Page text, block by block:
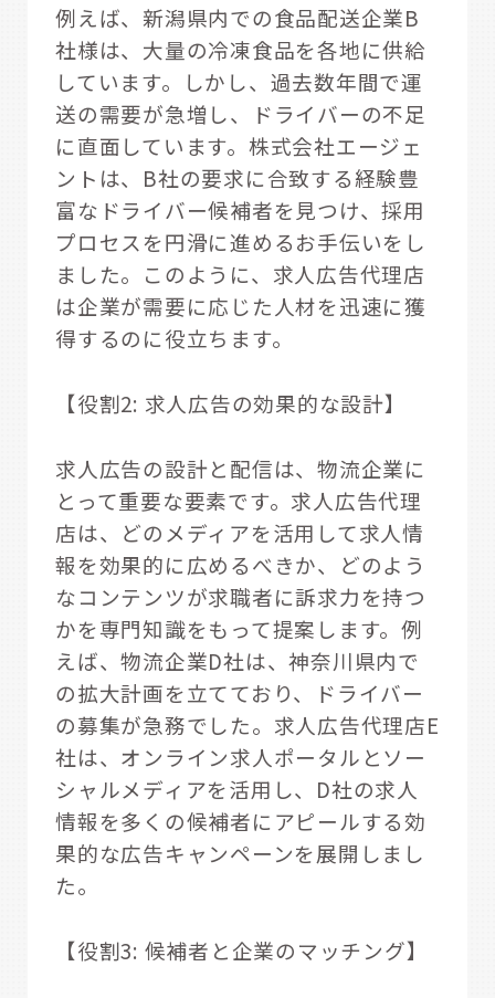
例えば、新潟県内での食品配送企業B
社様は、大量の冷凍食品を各地に供給
しています。しかし、過去数年間で運
送の需要が急増し、ドライバーの不足
に直面しています。株式会社エージェ
ントは、B社の要求に合致する経験豊
富なドライバー候補者を見つけ、採用
プロセスを円滑に進めるお手伝いをし
ました。このように、求人広告代理店
は企業が需要に応じた人材を迅速に獲
得するのに役立ちます。
【役割2: 求人広告の効果的な設計】
求人広告の設計と配信は、物流企業に
とって重要な要素です。求人広告代理
店は、どのメディアを活用して求人情
報を効果的に広めるべきか、どのよう
なコンテンツが求職者に訴求力を持つ
かを専門知識をもって提案します。例
えば、物流企業D社は、神奈川県内で
の拡大計画を立てており、ドライバー
の募集が急務でした。求人広告代理店E
社は、オンライン求人ポータルとソー
シャルメディアを活用し、D社の求人
情報を多くの候補者にアピールする効
果的な広告キャンペーンを展開しまし
た。
【役割3: 候補者と企業のマッチング】